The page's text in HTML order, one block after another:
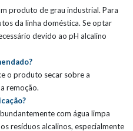
produto de grau industrial. Para
da linha doméstica. Se optar
devido ao pH alcalino
o produto secar sobre a
remoção.
com água limpa
resíduos alcalinos, especialmente